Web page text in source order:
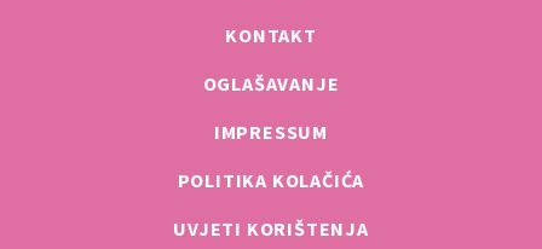
KONTAKT
OGLAŠAVANJE
IMPRESSUM
POLITIKA KOLAČIĆA
UVJETI KORIŠTENJA